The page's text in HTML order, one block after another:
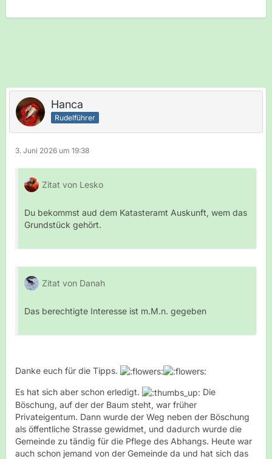
Hanca
Rudelführer
3. Juni 2026 um 19:38
Zitat von Lesko
Du bekommst aud dem Katasteramt Auskunft, wem das
Grundstück gehört.
Zitat von Danah
Das berechtigte Interesse ist m.M.n. gegeben
Danke euch für die Tipps.
Es hat sich aber schon erledigt.
Die
Böschung, auf der der Baum steht, war früher
Privateigentum. Dann wurde der Weg neben der Böschung
als öffentliche Strasse gewidmet, und dadurch wurde die
Gemeinde zu tändig für die Pflege des Abhangs. Heute war
auch schon jemand von der Gemeinde da und hat sich das